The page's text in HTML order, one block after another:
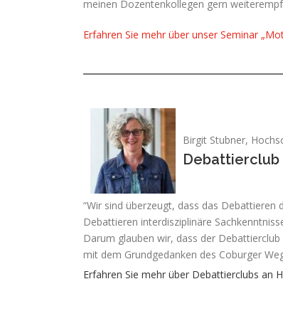
meinen Dozentenkollegen gern
Erfahren Sie mehr über unser Seminar
Birgit Stubner,
Debattierclub
“Wir sind überzeugt, dass das Debattieren
Debattieren interdisziplinäre
Darum glauben wir, dass der
mit dem Grundgedanken des Coburger
Erfahren Sie mehr über Debattierclubs an